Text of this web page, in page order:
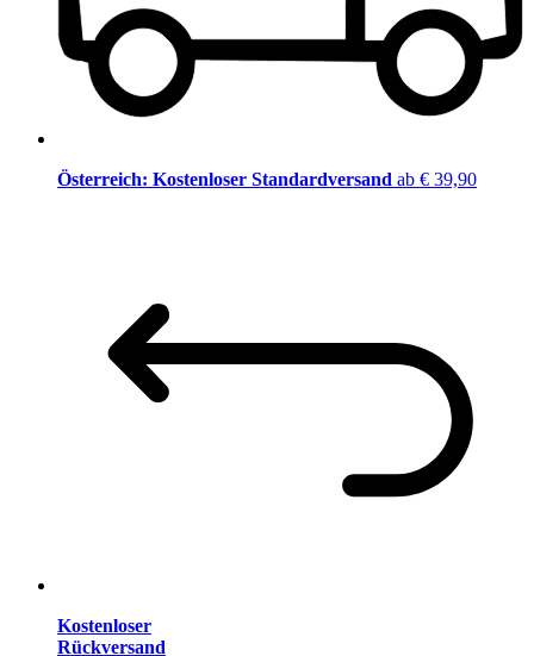
Österreich: Kostenloser Standardversand ab € 39,90
Kostenloser
Rückversand